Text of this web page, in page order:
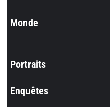
Monde
Portraits
Enquêtes